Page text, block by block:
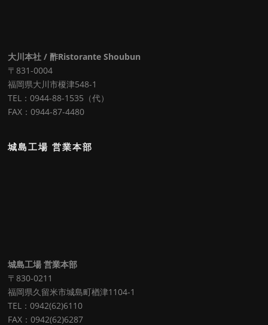
大川本社 / 酢Ristorante Shoubun
〒831-0004
福岡県大川市榎津548-1
TEL：0944-88-1535（代）
FAX：0944-87-4480
城島工場 営業本部
城島工場 営業本部
〒830-0211
福岡県久留米市城島町楢津1104-1
TEL：0942(62)6110
FAX：0942(62)6287